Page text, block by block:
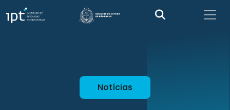
Notícias